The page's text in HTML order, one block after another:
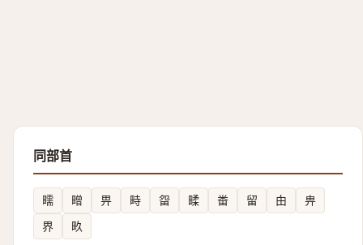
同部首
㽭 㽪 畀 畤 㽜 㽥 畨 留 甶
畁
界
畂